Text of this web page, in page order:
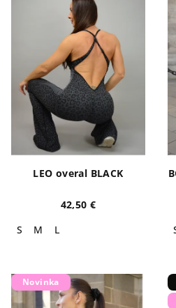
LEO overal BLACK
42,50 €
S
M L
Novinka